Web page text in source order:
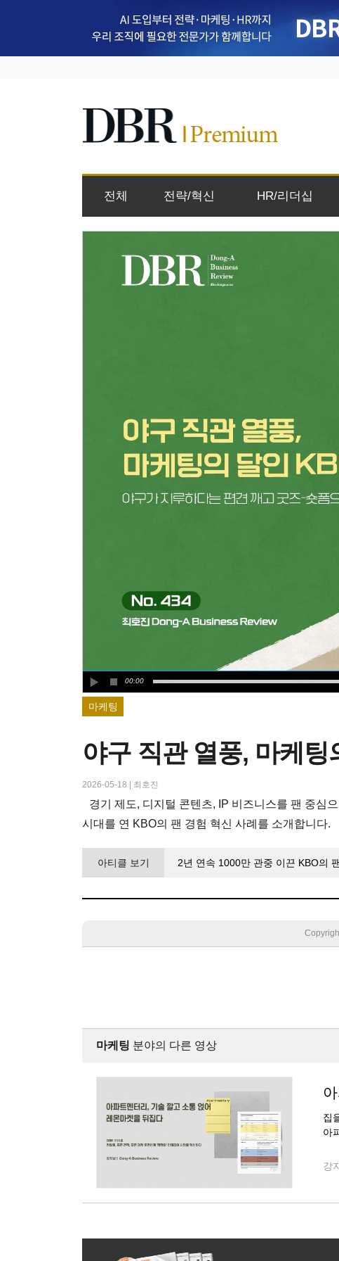
전체 전략/혁신 HR/리더십
00:00
마케팅
야구 직관 열풍, 마케
2026-05-18 | 최호진
경기 제도, 디지털 콘텐츠, IP 비즈니스를 팬 중심
시대를 연 KBO의 팬 경험 혁신 사례를 소개합니다.
아티클 보기 2년 연속 1000만 관중 이끈 KBO의
마케팅 분야의 다른 영상
집
아
강